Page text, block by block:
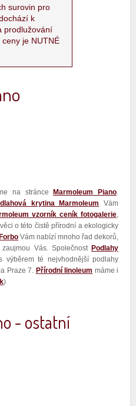
surovin pro
k
prodlužování
je NUTNÉ
na stránce Marmoleum Piano.
krytina Marmoleum Vám
vzorník ceník fotogalerie,
o této čistě přírodní a ekologicky
Vám nabízí mnoho řad dekorů,
Vás. Společnost Podlahy
výběrem té nejvhodnější podlahy
Praze 7. Přírodní linoleum máme i
)
- ostatní